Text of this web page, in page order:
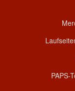
PAPS-